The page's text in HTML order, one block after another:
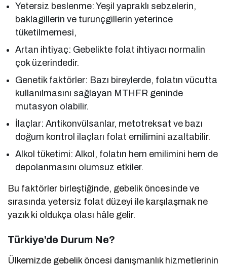
Yetersiz beslenme: Yeşil yapraklı sebzelerin,
baklagillerin ve turunçgillerin yeterince
tüketilmemesi,
Artan ihtiyaç: Gebelikte folat ihtiyacı normalin
çok üzerindedir.
Genetik faktörler: Bazı bireylerde, folatın vücutta
kullanılmasını sağlayan MTHFR geninde
mutasyon olabilir.
İlaçlar: Antikonvülsanlar, metotreksat ve bazı
doğum kontrol ilaçları folat emilimini azaltabilir.
Alkol tüketimi: Alkol, folatın hem emilimini hem de
depolanmasını olumsuz etkiler.
Bu faktörler birleştiğinde, gebelik öncesinde ve
sırasında yetersiz folat düzeyi ile karşılaşmak ne
yazık ki oldukça olası hâle gelir.
Türkiye’de Durum Ne?
Ülkemizde gebelik öncesi danışmanlık hizmetlerinin